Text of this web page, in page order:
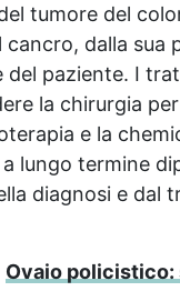
tumore del
dalla sua
del paziente. I
la chirurgia
e la
lungo termine
diagnosi e dal
Ovaio policistico: